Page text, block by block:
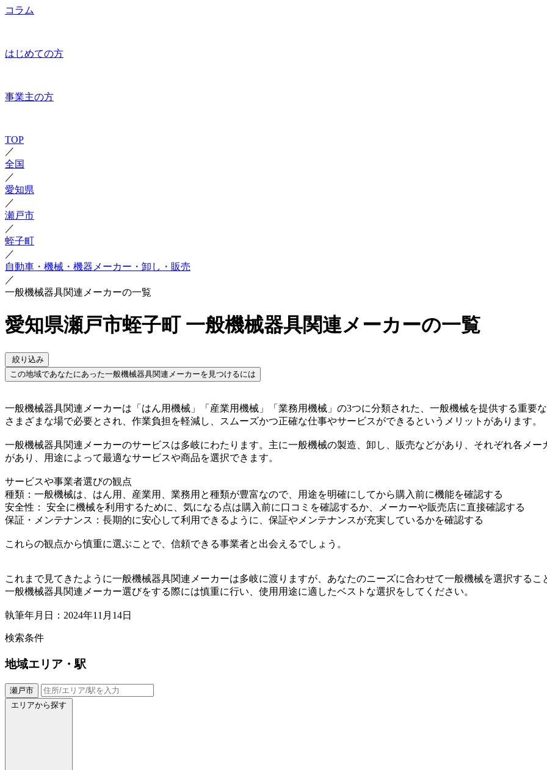
コラム
はじめての方
事業主の方
TOP
／
全国
／
愛知県
／
瀬戸市
／
蛭子町
／
自動車・機械・機器メーカー・卸し・販売
／
一般機械器具関連メーカーの一覧
愛知県瀬戸市蛭子町 一般機械器具関連メーカーの一覧
絞り込み
この地域であなたにあった一般機械器具関連メーカーを見つけるには
一般機械器具関連メーカーは「はん用機械」「産業用機械」「業務用機械」の3つに分類された、一般機械を提供する重要
さまざまな場で必要とされ、作業負担を軽減し、スムーズかつ正確な仕事やサービスができるというメリットがあります。
一般機械器具関連メーカーのサービスは多岐にわたります。主に一般機械の製造、卸し、販売などがあり、それぞれ各メ
があり、用途によって最適なサービスや商品を選択できます。
サービスや事業者選びの観点
種類：一般機械は、はん用、産業用、業務用と種類が豊富なので、用途を明確にしてから購入前に機能を確認する
安全性： 安全に機械を利用するために、気になる点は購入前に口コミを確認するか、メーカーや販売店に直接確認する
保証・メンテナンス：長期的に安心して利用できるように、保証やメンテナンスが充実しているかを確認する
これらの観点から慎重に選ぶことで、信頼できる事業者と出会えるでしょう。
これまで見てきたように一般機械器具関連メーカーは多岐に渡りますが、あなたのニーズに合わせて一般機械を選択するこ
一般機械器具関連メーカー選びをする際には慎重に行い、使用用途に適したベストな選択をしてください。
執筆年月日：2024年11月14日
検索条件
地域エリア・駅
瀬戸市
エリアから探す